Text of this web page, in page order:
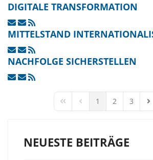
DIGITALE TRANSFORMATION
MITTELSTAND
NACHFOLGE SICHERSTELLEN
FIRST PAGEPREVIOUS PAGE
1 2 3
NEUESTE BEITRÄGE